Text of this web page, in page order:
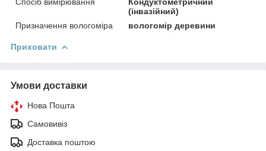
(інвазійний)
Призначення вологоміра
вологомір деревини
Приховати
Умови доставки
Нова Пошта
Самовивіз
Доставка поштою